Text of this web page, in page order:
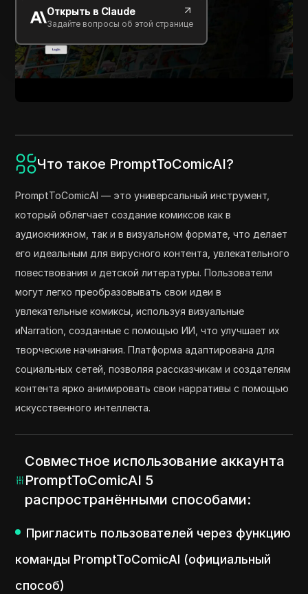
Открыть в Claude
Задайте вопросы об этой странице
Что такое PromptToComicAI?
PromptToComicAI — это универсальный инструмент,
который облегчает создание комиксов как в
аудиокнижном, так и в визуальном формате, что делает
его идеальным для вирусного контента, увлекательного
повествования и детской литературы. Пользователи
могут легко преобразовывать свои идеи в
увлекательные комиксы, используя визуальные
иNarration, созданные с помощью ИИ, что улучшает их
творческие начинания. Платформа адаптирована для
социальных сетей, позволяя рассказчикам и создателям
контента ярко анимировать свои нарративы с помощью
искусственного интеллекта.
Совместное использование аккаунта
PromptToComicAI 5
распространёнными способами:
Пригласить пользователей через функцию
команды PromptToComicAI (официальный
способ)